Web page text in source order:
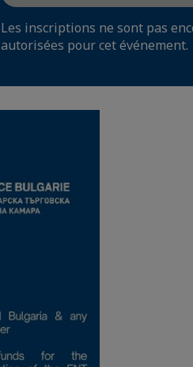
Les inscriptions ne sont pas
autorisées pour cet événement.